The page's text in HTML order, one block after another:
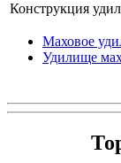
Конструкция
Маховое
Удилище